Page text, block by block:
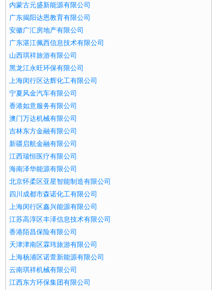
内蒙古元盛新能源有限公司
广东揭阳达恩教育有限公司
安徽广汇房地产有限公司
广东湛江佩西信息技术有限公司
山西琪祥旅游有限公司
黑龙江永旺环保有限公司
上海闵行区达辉化工有限公司
宁夏风金汽车有限公司
香港如意服务有限公司
澳门万达机械有限公司
吉林东方金融有限公司
新疆启航金融有限公司
江西瑞恒医疗有限公司
海南泽华能源有限公司
北京怀柔区亚星智能制造有限公司
四川成都市森诺化工有限公司
上海闵行区鑫兴能源有限公司
江苏高淳区丰泽信息技术有限公司
香港陌昌保险有限公司
天津津南区霖玮旅游有限公司
上海杨浦区诺萱新能源有限公司
云南琪祥机械有限公司
江西东方环保集团有限公司